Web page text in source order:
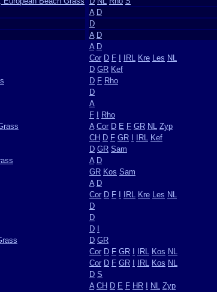
A D
D
A D
A D
Cor D F IRL Kre Les NL
D GR Kef
D F Rho
D
A
F
Rho
A Cor D E F GR NL Zyp
CH D F GR IRL Kef
D GR Sam
A D
GR Kos Sam
A D
Cor D F IRL Kre Les NL
D
D
D
D GR
Cor D F GR IRL Kos NL
Cor D F GR IRL Kos NL
D S
A CH D E F HR NL Zyp